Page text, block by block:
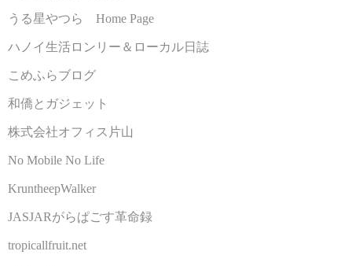
うる星やつら Home Page
ハノイ生活ロンリー＆ローカル日誌
こめふらブログ
和僑とガジェット
株式会社オフィス片山
No Mobile No Life
KruntheepWalker
JASJARがらぱごす革命録
tropicallfruit.net